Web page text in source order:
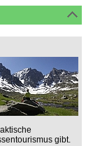
gibt.